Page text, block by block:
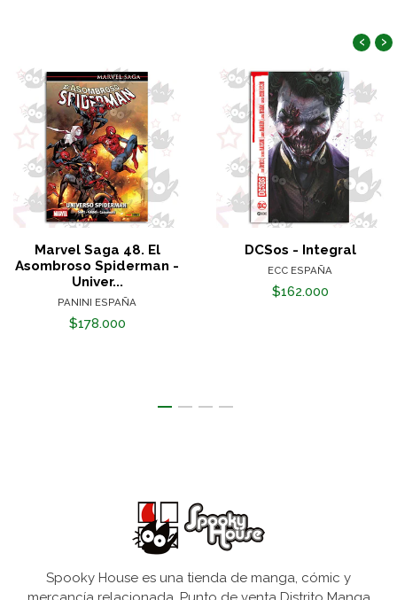
Marvel Saga 48. El
Asombroso Spiderman -
Univer...
PANINI ESPAÑA
$178.000
DCSos - Integral
ECC ESPAÑA
$162.000
‹ ›
Spooky House es una tienda de manga, cómic y